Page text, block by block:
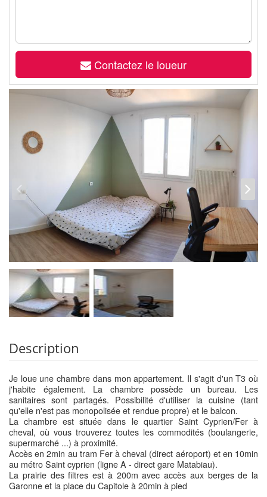
Contactez le loueur
Description
Je loue une chambre dans mon appartement. Il s'agit d'un T3 où
j'habite également. La chambre possède un bureau. Les
sanitaires sont partagés. Possibilité d'utiliser la cuisine (tant
qu'elle n'est pas monopolisée et rendue propre) et le balcon.
La chambre est située dans le quartier Saint Cyprien/Fer à
cheval, où vous trouverez toutes les commodités (boulangerie,
supermarché ...) à proximité.
Accès en 2min au tram Fer à cheval (direct aéroport) et en 10min
au métro Saint cyprien (ligne A - direct gare Matabiau).
La prairie des filtres est à 200m avec accès aux berges de la
Garonne et la place du Capitole à 20min à pied